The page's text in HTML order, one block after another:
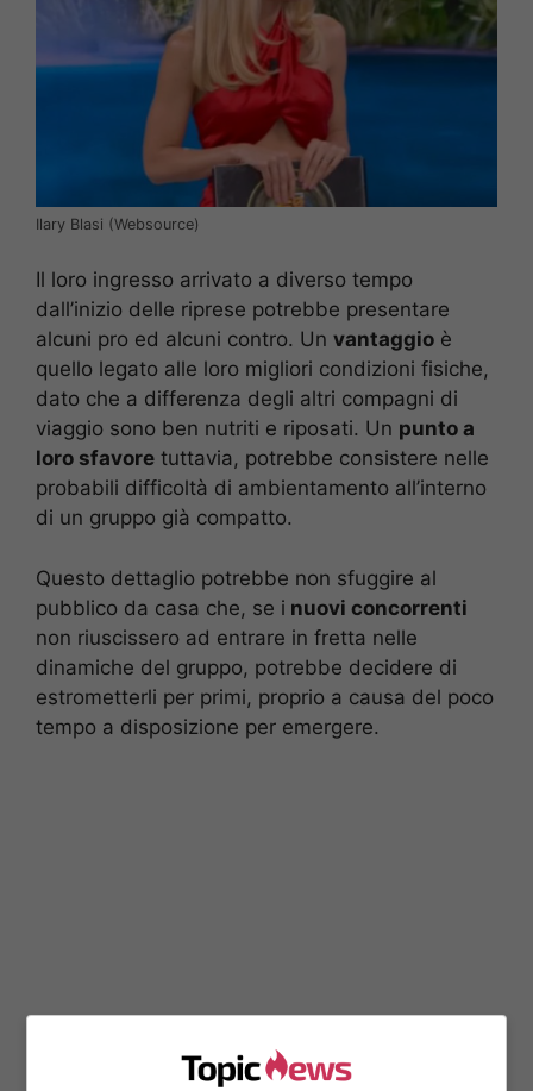
Ilary Blasi (Websource)
Il loro ingresso arrivato a diverso tempo
dall’inizio delle riprese potrebbe presentare
alcuni pro ed alcuni contro. Un vantaggio è
quello legato alle loro migliori condizioni fisiche,
dato che a differenza degli altri compagni di
viaggio sono ben nutriti e riposati. Un punto a
loro sfavore tuttavia, potrebbe consistere nelle
probabili difficoltà di ambientamento all’interno
di un gruppo già compatto.
Questo dettaglio potrebbe non sfuggire al
pubblico da casa che, se i nuovi concorrenti
non riuscissero ad entrare in fretta nelle
dinamiche del gruppo, potrebbe decidere di
estrometterli per primi, proprio a causa del poco
tempo a disposizione per emergere.